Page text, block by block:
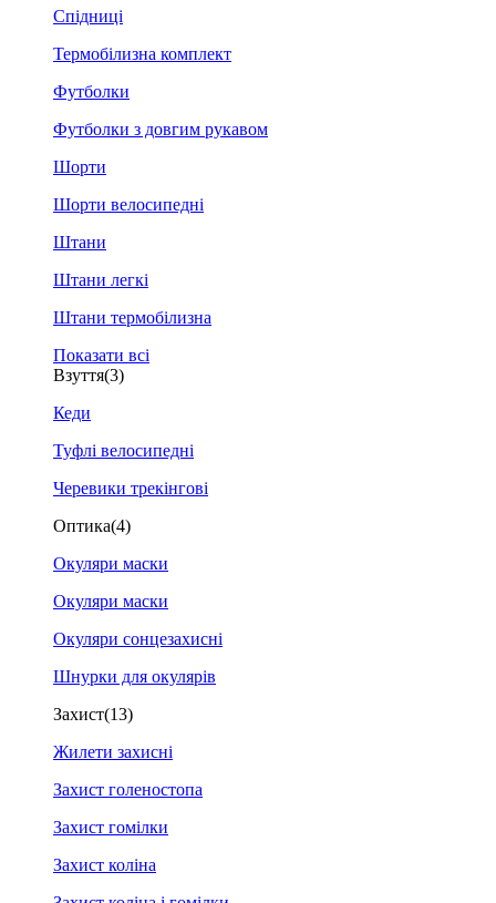
Спідниці
Термобілизна комплект
Футболки
Футболки з довгим рукавом
Шорти
Шорти велосипедні
Штани
Штани легкі
Штани термобілизна
Показати всі
Взуття(3)
Кеди
Туфлі велосипедні
Черевики трекінгові
Оптика(4)
Окуляри маски
Окуляри маски
Окуляри сонцезахисні
Шнурки для окулярів
Захист(13)
Жилети захисні
Захист голеностопа
Захист гомілки
Захист коліна